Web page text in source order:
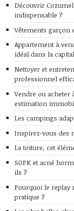
Découvrir
indispensable ?
Vêtements garçon
Appartement à
idéal dans la
Nettoyer et
professionnel
Vendre ou acheter
estimation
Les campings
Inspirez-vous des
La toiture, cet
SOPK et acné
ils ?
Pourquoi le replay
pratique ?